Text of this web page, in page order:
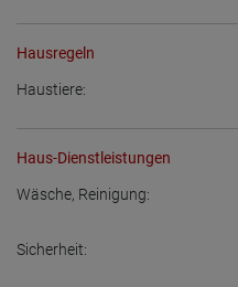
Hausregeln
Haustiere:
Haus-Dienstleistungen
Wäsche, Reinigung:
Sicherheit: